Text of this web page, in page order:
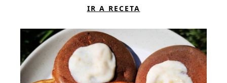
IR A RECETA